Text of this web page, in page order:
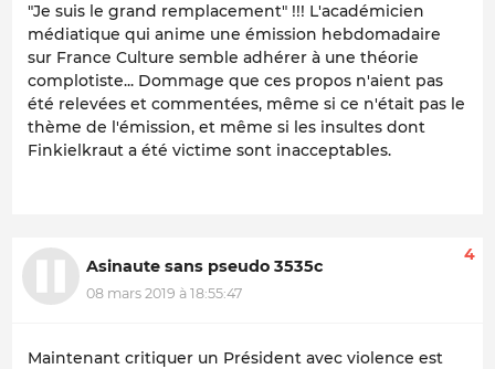
"Je suis le grand remplacement" !!! L'académicien
médiatique qui anime une émission hebdomadaire
sur France Culture semble adhérer à une théorie
complotiste... Dommage que ces propos n'aient pas
été relevées et commentées, même si ce n'était pas le
thème de l'émission, et même si les insultes dont
Finkielkraut a été victime sont inacceptables.
Asinaute sans pseudo 3535c
08 mars 2019 à 18:55:47
4
Maintenant critiquer un Président avec violence est